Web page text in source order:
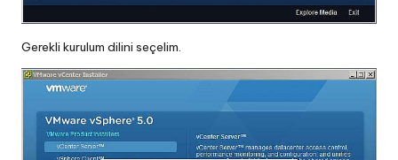
Gerekli kurulum dilini seçelim.